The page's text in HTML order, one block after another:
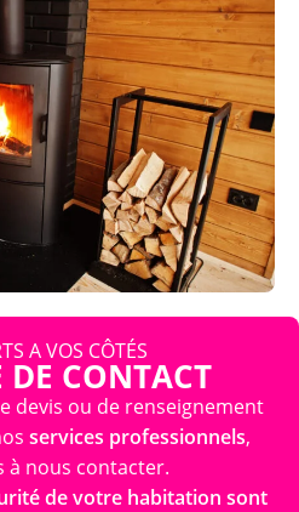
A VOS CÔTÉS
CONTACT
devis ou de renseignement
services professionnels,
à nous contacter.
de votre habitation sont